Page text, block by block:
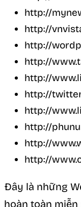
http://
http://
http://
http://
http://
http://
http://
http://
http://
http://
Đây là những
hoàn toàn miễn